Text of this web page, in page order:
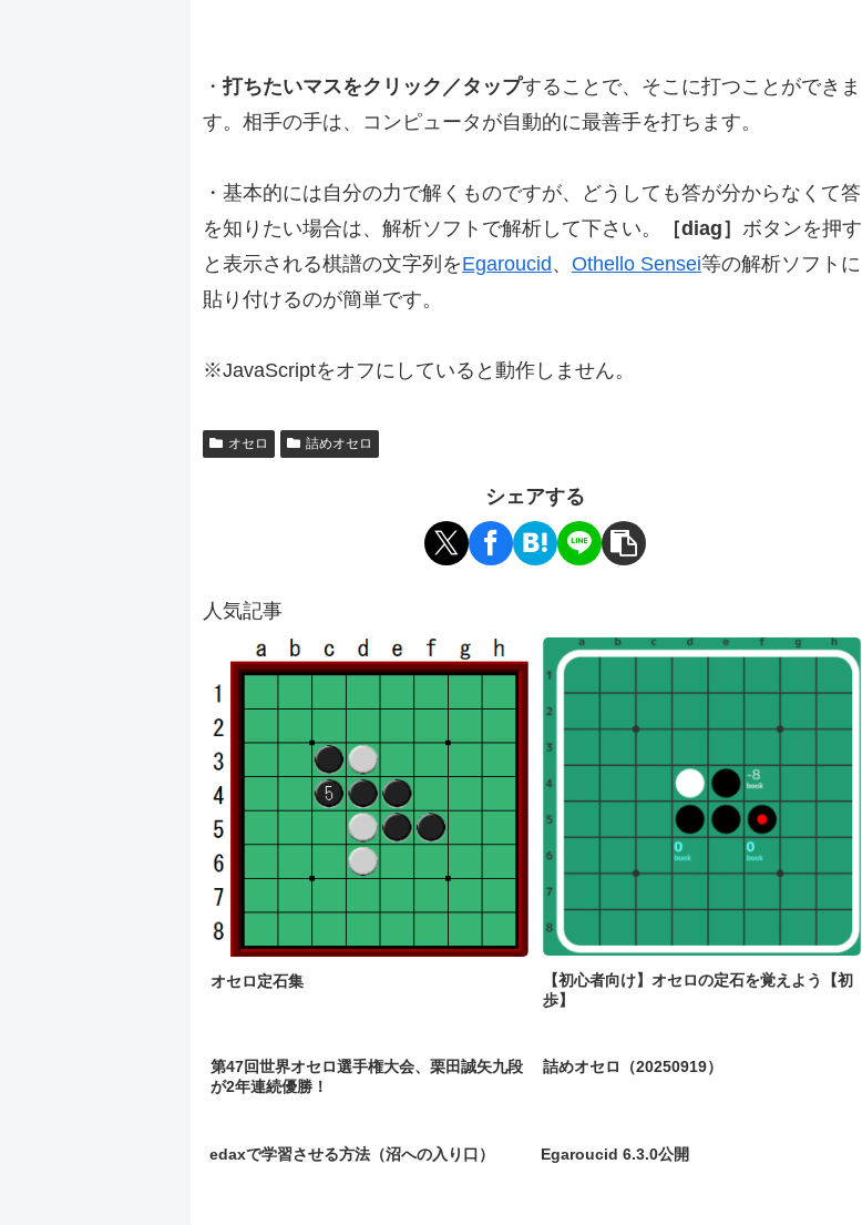
・打ちたいマスをクリック／タップすることで、そこに打つことができま
す。相手の手は、コンピュータが自動的に最善手を打ちます。
・基本的には自分の力で解くものですが、どうしても答が分からなくて答
を知りたい場合は、解析ソフトで解析して下さい。
［diag］ ボタンを押す
と表示される棋譜の文字列をEgaroucid、 Othello Sensei等の解析ソフトに
貼り付けるのが簡単です。
※JavaScriptをオフにしていると動作しません。
オセロ 詰めオセロ
シェアする
人気記事
オセロ定石集
【初心者向け】オセロの定石を覚えよう【初
歩】
第47回世界オセロ選手権大会、栗田誠矢九段
が2年連続優勝！
詰めオセロ（20250919）
edaxで学習させる方法（沼への入り口） Egaroucid 6.3.0公開